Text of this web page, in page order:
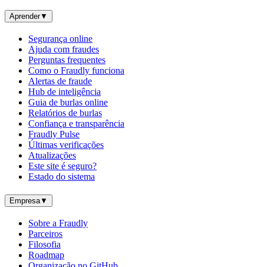
Aprender▼
Segurança online
Ajuda com fraudes
Perguntas frequentes
Como o Fraudly funciona
Alertas de fraude
Hub de inteligência
Guia de burlas online
Relatórios de burlas
Confiança e transparência
Fraudly Pulse
Últimas verificações
Atualizações
Este site é seguro?
Estado do sistema
Empresa▼
Sobre a Fraudly
Parceiros
Filosofia
Roadmap